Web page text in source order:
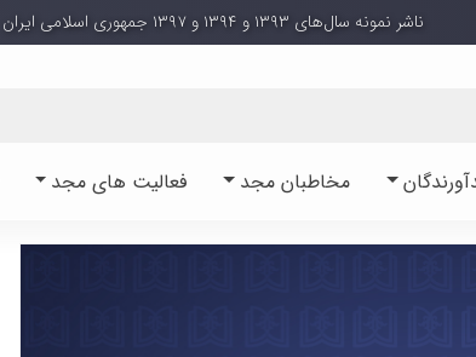
ناشر نمونه سال‌های ۱۳۹۳ و ۱۳۹۴ و ۱۳۹۷ جمهوری اسلامی ایران
مخاطبان مجد فعالیت های مجد